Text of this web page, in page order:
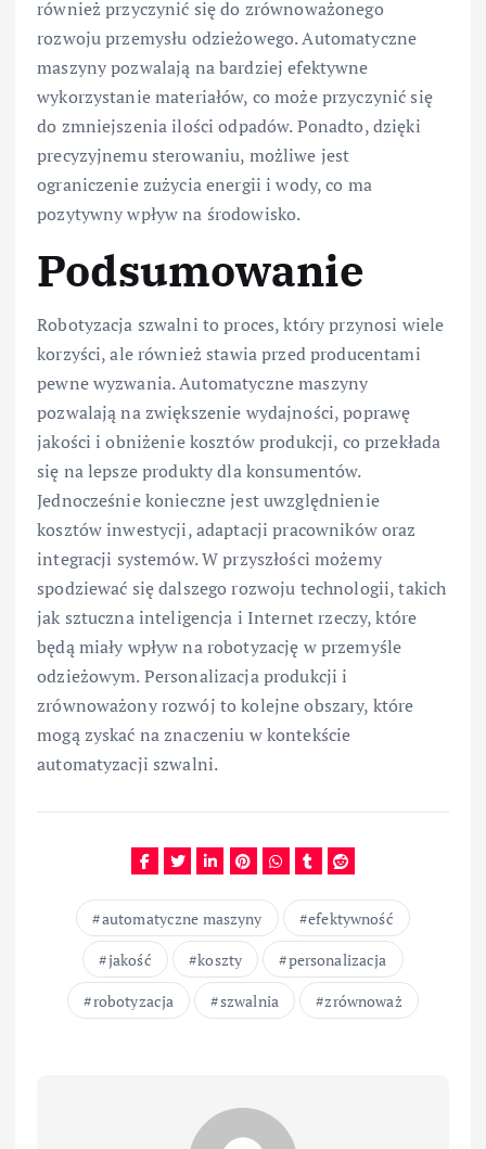
również przyczynić się do zrównoważonego
rozwoju przemysłu odzieżowego. Automatyczne
maszyny pozwalają na bardziej efektywne
wykorzystanie materiałów, co może przyczynić się
do zmniejszenia ilości odpadów. Ponadto, dzięki
precyzyjnemu sterowaniu, możliwe jest
ograniczenie zużycia energii i wody, co ma
pozytywny wpływ na środowisko.
Podsumowanie
Robotyzacja szwalni to proces, który przynosi wiele
korzyści, ale również stawia przed producentami
pewne wyzwania. Automatyczne maszyny
pozwalają na zwiększenie wydajności, poprawę
jakości i obniżenie kosztów produkcji, co przekłada
się na lepsze produkty dla konsumentów.
Jednocześnie konieczne jest uwzględnienie
kosztów inwestycji, adaptacji pracowników oraz
integracji systemów. W przyszłości możemy
spodziewać się dalszego rozwoju technologii, takich
jak sztuczna inteligencja i Internet rzeczy, które
będą miały wpływ na robotyzację w przemyśle
odzieżowym. Personalizacja produkcji i
zrównoważony rozwój to kolejne obszary, które
mogą zyskać na znaczeniu w kontekście
automatyzacji szwalni.
automatyczne maszyny
efektywność
jakość
koszty
personalizacja
robotyzacja
szwalnia zrównoważ